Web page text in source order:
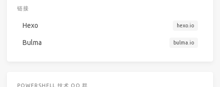
链接
Hexo hexo.io
Bulma bulma.io
POWERSHELL 技术 QQ 群